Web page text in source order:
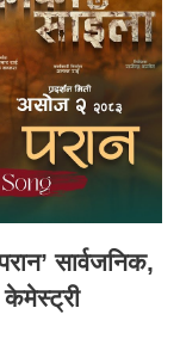
सार्वजनिक,
केमेस्ट्री